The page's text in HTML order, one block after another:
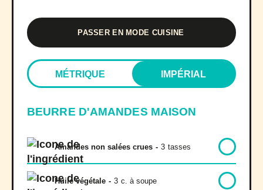
PASSER EN MODE CUISINE
MÉTRIQUE IMPÉRIAL
BEURRE D'AMANDES MAISON
Amandes non salées crues - 3 tasses
Huile végétale - 3 c. à soupe